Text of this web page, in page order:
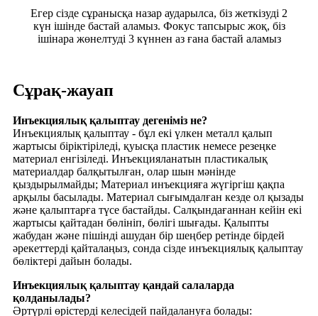
Егер сізде сұранысқа назар аударылса, біз жеткізуді 2
күн ішінде бастай аламыз. Фокус тапсырыс жоқ, біз
ішінара жөнелтуді 3 күннен аз ғана бастай аламыз
Сұрақ-жауап
Инъекциялық қалыптау дегеніміз не?
Инъекциялық қалыптау - бұл екі үлкен металл қалып
жартысы біріктіріледі, қуысқа пластик немесе резеңке
материал енгізіледі. Инъекцияланатын пластикалық
материалдар балқытылған, олар шын мәнінде
қыздырылмайды; Материал инъекцияға жүгіргіш қақпа
арқылы басылады. Материал сығымдалған кезде ол қызады
және қалыптарға түсе бастайды. Салқындағаннан кейін екі
жартысы қайтадан бөлініп, бөлігі шығады. Қалыпты
жабудан және пішінді ашудан бір шеңбер ретінде бірдей
әрекеттерді қайталаңыз, сонда сізде инъекциялық қалыптау
бөліктері дайын болады.
Инъекциялық қалыптау қандай салаларда
қолданылады?
Әртүрлі өрістерді келесідей пайдалануға болады: